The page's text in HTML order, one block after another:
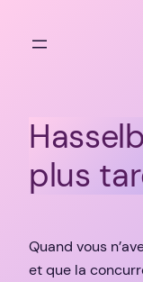
plus
Quand vous
et que la